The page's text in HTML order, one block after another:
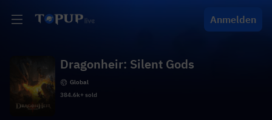
Anmelden
Dragonheir: Silent Gods
Global
384.6k+ sold